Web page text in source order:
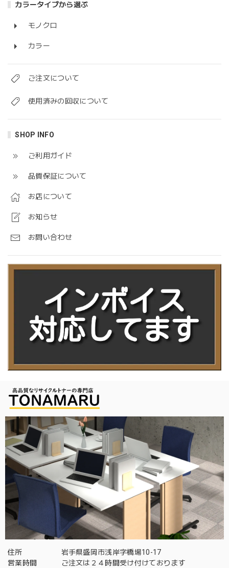
カラータイプから選ぶ
モノクロ
カラー
ご注文について
使用済みの回収について
SHOP INFO
ご利用ガイド
品質保証について
お店について
お知らせ
お問い合わせ
住所
岩手県盛岡市浅岸字橋場10-17
営業時間
ご注文は２４時間受け付けております